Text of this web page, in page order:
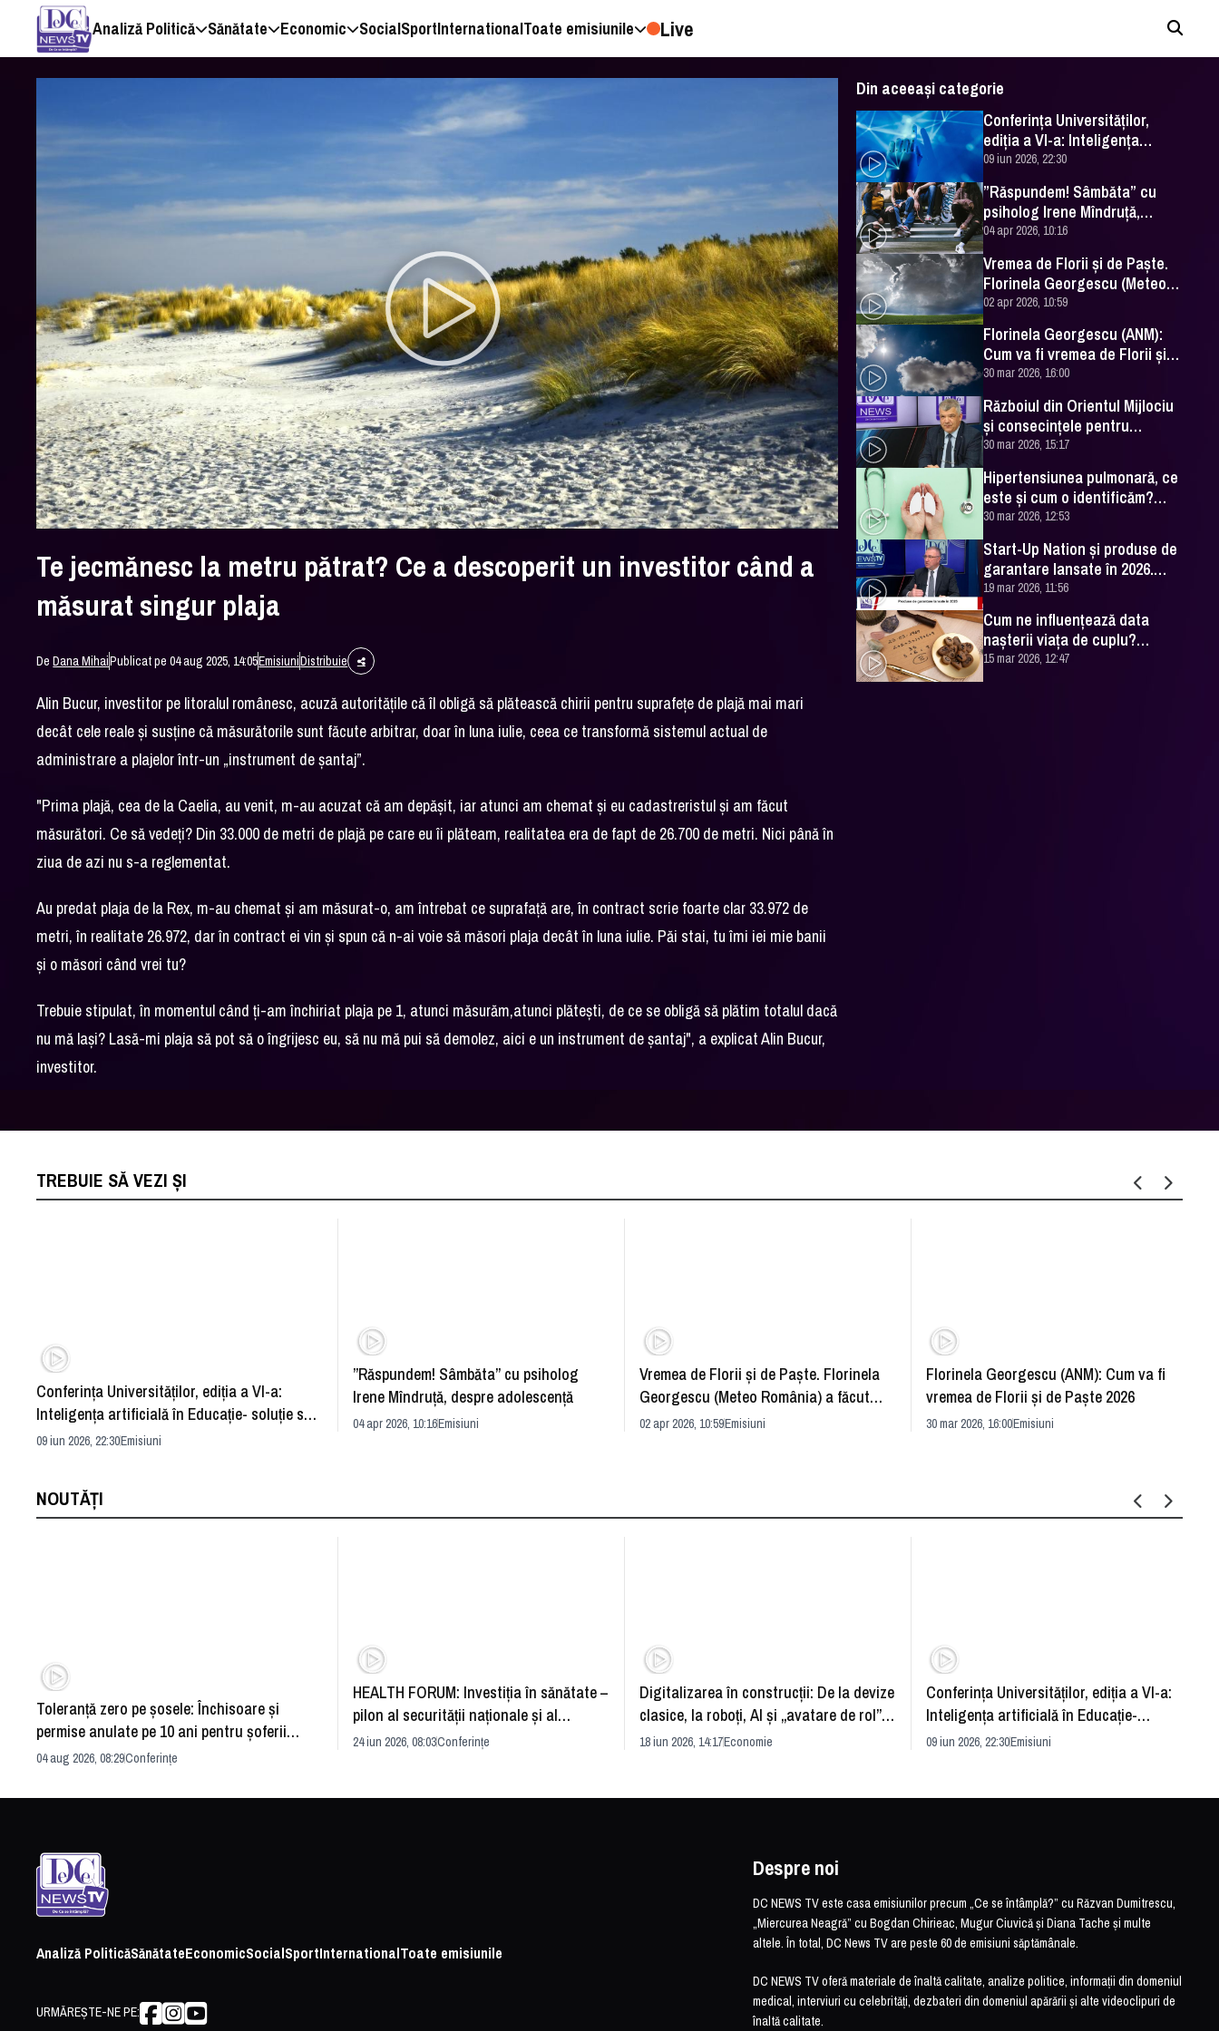
Analiză Politică Sănătate Economic SocialSportInternationalToate emisiunile Live
Te jecmănesc la metru pătrat? Ce a descoperit un investitor când a
măsurat singur plaja
DeDana MihaiPublicat pe 04 aug 2025, 14:05EmisiuniDistribuie
Alin Bucur, investitor pe litoralul românesc, acuză autoritățile că îl obligă să plătească chirii pentru suprafețe de plajă mai mari
decât cele reale și susține că măsurătorile sunt făcute arbitrar, doar în luna iulie, ceea ce transformă sistemul actual de
administrare a plajelor într-un „instrument de șantaj”.
"Prima plajă, cea de la Caelia, au venit, m-au acuzat că am depășit, iar atunci am chemat și eu cadastreristul și am făcut
măsurători. Ce să vedeți? Din 33.000 de metri de plajă pe care eu îi plăteam, realitatea era de fapt de 26.700 de metri. Nici până în
ziua de azi nu s-a reglementat.
Au predat plaja de la Rex, m-au chemat și am măsurat-o, am întrebat ce suprafață are, în contract scrie foarte clar 33.972 de
metri, în realitate 26.972, dar în contract ei vin și spun că n-ai voie să măsori plaja decât în luna iulie. Păi stai, tu îmi iei mie banii
și o măsori când vrei tu?
Trebuie stipulat, în momentul când ți-am închiriat plaja pe 1, atunci măsurăm,atunci plătești, de ce se obligă să plătim totalul dacă
nu mă lași? Lasă-mi plaja să pot să o îngrijesc eu, să nu mă pui să demolez, aici e un instrument de șantaj", a explicat Alin Bucur,
investitor.
Din aceeași categorie
Conferința Universităților,
ediția a VI-a: Inteligența
artificială în Educație- soluție
sau problemă?
09 iun 2026, 22:30
”Răspundem! Sâmbăta” cu
psiholog Irene Mîndruță,
despre adolescență
04 apr 2026, 10:16
Vremea de Florii și de Paște.
Florinela Georgescu (Meteo
România) a făcut prognoza
02 apr 2026, 10:59
Florinela Georgescu (ANM):
Cum va fi vremea de Florii și
de Paște 2026
30 mar 2026, 16:00
Războiul din Orientul Mijlociu
și consecințele pentru
România. Excelența Sa Ovidiu
Dranga, interviu
30 mar 2026, 15:17
Hipertensiunea pulmonară, ce
este și cum o identificăm?
Explicațiile unui medic
specialist
30 mar 2026, 12:53
Start-Up Nation și produse de
garantare lansate în 2026.
Cătălin Leonte (FNGCIMM), la
DC News
19 mar 2026, 11:56
Cum ne influențează data
nașterii viața de cuplu?
Numerologul Romeo Popescu
are explicațiile
15 mar 2026, 12:47
TREBUIE SĂ VEZI ȘI
Conferința Universităților, ediția a VI-a:
Inteligența artificială în Educație- soluție sau
problemă?
09 iun 2026, 22:30Emisiuni
”Răspundem! Sâmbăta” cu psiholog
Irene Mîndruță, despre adolescență
04 apr 2026, 10:16Emisiuni
Vremea de Florii și de Paște. Florinela
Georgescu (Meteo România) a făcut
prognoza
02 apr 2026, 10:59Emisiuni
Florinela Georgescu (ANM): Cum va fi
vremea de Florii și de Paște 2026
30 mar 2026, 16:00Emisiuni
NOUTĂȚI
Toleranță zero pe șosele: Închisoare și
permise anulate pe 10 ani pentru șoferii
iresponsabili
04 aug 2026, 08:29Conferințe
HEALTH FORUM: Investiția în sănătate –
pilon al securității naționale și al
dezvoltării economice
24 iun 2026, 08:03Conferințe
Digitalizarea în construcții: De la devize
clasice, la roboți, AI și „avatare de rol”.
România și redefinirea industriei
18 iun 2026, 14:17Economie
Conferința Universităților, ediția a VI-a:
Inteligența artificială în Educație-
soluție sau problemă?
09 iun 2026, 22:30Emisiuni
Analiză PoliticăSănătateEconomicSocialSportInternationalToate emisiunile
URMĂREȘTE-NE PE:
Despre noi
DC NEWS TV este casa emisiunilor precum „Ce se întâmplă?” cu Răzvan Dumitrescu,
„Miercurea Neagră” cu Bogdan Chirieac, Mugur Ciuvică și Diana Tache și multe
altele. În total, DC News TV are peste 60 de emisiuni săptămânale.
DC NEWS TV oferă materiale de înaltă calitate, analize politice, informații din domeniul
medical, interviuri cu celebrități, dezbateri din domeniul apărării și alte videoclipuri de
înaltă calitate.